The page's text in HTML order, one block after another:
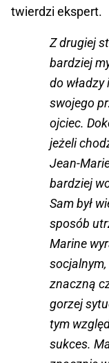
twierdzi ekspert.
Z drugiej
bardziej
do władzy
swojego
ojciec.
jeżeli
Jean-
bardziej
Sam był
sposób
Marine
socjalnym,
znaczną
gorzej
tym
sukces.